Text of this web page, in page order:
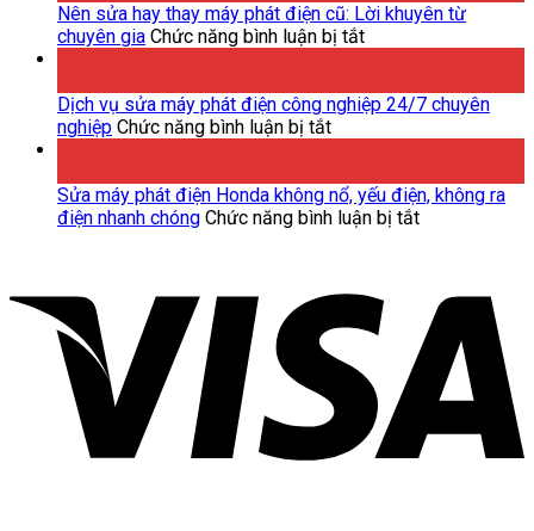
Sửa
Máy
Mới
Báo
Giá
Nên sửa hay thay máy phát điện cũ: Lời khuyên từ
chuyên gia Chức năng bình luận bị tắtở
hay
điện
cũ:
chuyên
gia
Dịch vụ sửa máy phát điện công nghiệp 24/7 chuyên
nghiệp Chức năng bình luận bị tắtở
sửa
máy
nghiệp
24/7
chuyên
nghiệp
Sửa máy phát điện Honda không nổ, yếu điện, không ra
điện nhanh chóng Chức năng bình luận bị tắtở
điện
Honda
không
yếu
không